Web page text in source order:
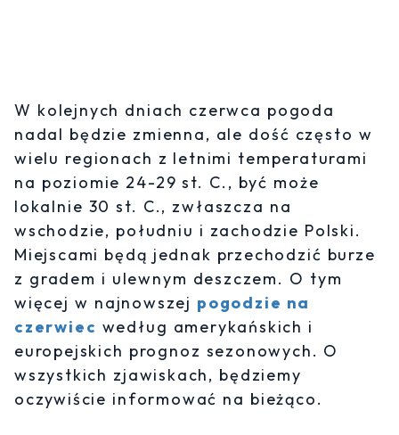
W kolejnych dniach czerwca pogoda
nadal będzie zmienna, ale dość często w
wielu regionach z letnimi temperaturami
na poziomie 24-29 st. C., być może
lokalnie 30 st. C., zwłaszcza na
wschodzie, południu i zachodzie Polski.
Miejscami będą jednak przechodzić burze
z gradem i ulewnym deszczem. O tym
więcej w najnowszej pogodzie na
czerwiec według amerykańskich i
europejskich prognoz sezonowych. O
wszystkich zjawiskach, będziemy
oczywiście informować na bieżąco.